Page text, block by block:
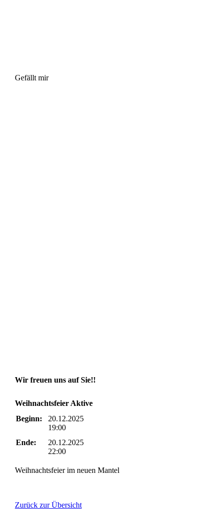
Gefällt mir
Wir freuen uns auf Sie!!
Weihnachtsfeier Aktive
Beginn:
20.12.2025
19:00
Ende:
20.12.2025
22:00
Weihnachtsfeier im neuen Mantel
Zurück zur Übersicht